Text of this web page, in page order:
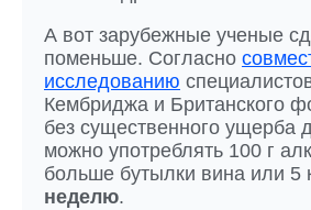
А вот зарубежные ученые
поменьше. Согласно
исследованию
Кембриджа и Британского
без существенного ущерба
можно употреблять 100 г
больше бутылки вина или 5
неделю.